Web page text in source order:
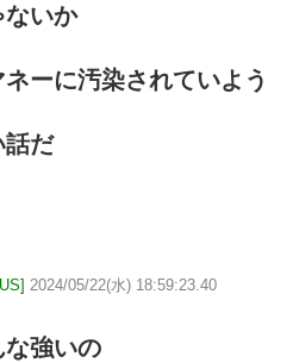
ないか
ーに汚染されていよう
話だ
2024/05/22(水) 18:59:23.40
強いの